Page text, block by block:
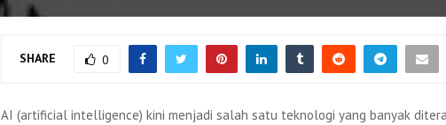
SHARE 0
AI (artificial intelligence) kini menjadi salah satu teknologi yang banyak